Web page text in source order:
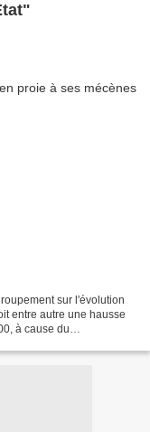
sur l'évolution
entre autre une hausse
à cause du